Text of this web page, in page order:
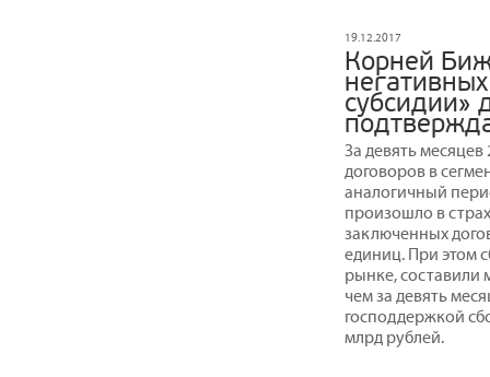
19.12.2017
Корней
субсидии»
За девять
договоров в
аналогичный
произошло в
заключенных
единиц. При этом
рынке, составили
чем за девять
господдержкой
млрд рублей.